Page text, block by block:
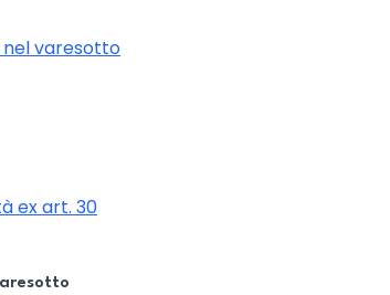
varesotto
ex art. 30